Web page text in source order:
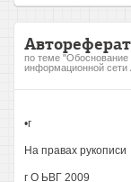
по теме "Обоснование
информационной
•г
На правах рукописи
г О ЬВГ 2009